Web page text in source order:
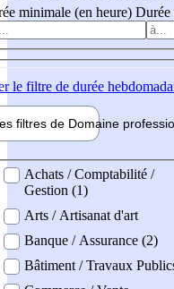
minimale (en heure) Durée
le filtre de durée
filtres de Domaine pro
professionel
Achats / Comptabilité /
Gestion (1)
Arts / Artisanat d'art
Banque / Assurance (2)
Bâtiment / Travaux